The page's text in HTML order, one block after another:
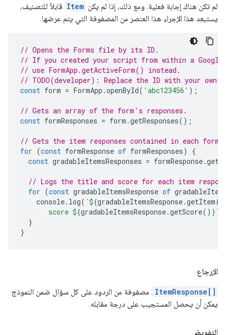
لم تكن هناك إجابة فعلية. ومع ذلك، إذا لم يكن Item قابلاً للتصنيف،
يستبعد هذا الإجراء هذا العنصر من المصفوفة التي يتم عرضها.
// Opens the Forms file by its ID.
// If you created your script from within a Google
// use FormApp.getActiveForm() instead.
// TODO(developer): Replace the ID with your own.
const form = FormApp .openById( 'abc123456' );
// Gets an array of the form's responses.
const formResponses = form .getResponses();
// Gets the item responses contained in each form
for (const formResponse of formResponses)
{
const gradableItemsResponses = formResponse.
// Logs the title and score for each item
for (const gradableItemsResponse of
console. log( `${gradableItemsResponse.getItem
       score
${gradableItemsResponse.getScore() } `
}
}
الإرجاع
ItemResponse[] : مصفوفة من الردود على كل سؤال ضمن النموذج
يمكن أن يحصل المستجيب على درجة مقابله.
التفويض